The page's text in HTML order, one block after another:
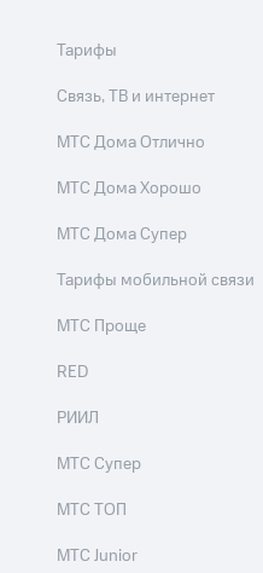
Тарифы
Связь, ТВ и интернет
МТС Дома Отлично
МТС Дома Хорошо
МТС Дома Супер
Тарифы мобильной связи
МТС Проще
RED
РИИЛ
МТС Супер
МТС ТОП
МТС Junior